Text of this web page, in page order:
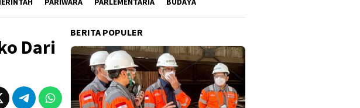
Dari
BERITA POPULER